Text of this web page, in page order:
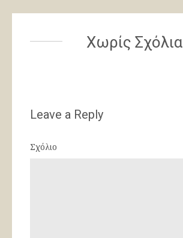
Χωρίς Σχόλια
Leave a Reply
Σχόλιο